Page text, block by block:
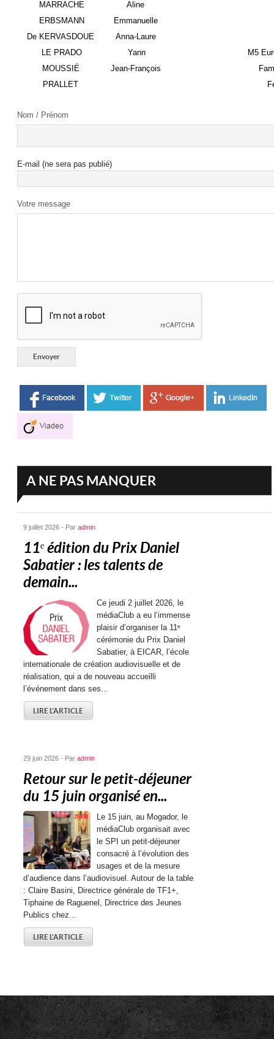
MARRACHE
Aline
ERBSMANN
Emmanuelle
De KERVASDOUE
Anna-Laure
LE PRADO
Yann
M5
MOUSSIÉ
Jean-François
PRALLET
Nom / Prénom
E-mail (ne sera pas publié)
Votre message
A NE PAS MANQUER
9 juillet 2026 - Paradmin
11ᵉ édition du Prix Daniel
Sabatier : les talents de
demain...
Ce jeudi 2 juillet 2026, le
médiaClub a eu l’immense
plaisir d’organiser la 11ᵉ
cérémonie du Prix Daniel
Sabatier, à EICAR, l’école
internationale de création audiovisuelle et de
réalisation, qui a de nouveau accueilli
l’événement dans ses...
LIRE L'ARTICLE
29 juin 2026 - Paradmin
Retour sur le petit-déjeuner
du 15 juin organisé en...
Le 15 juin, au Mogador, le
médiaClub organisait avec
le SPI un petit-déjeuner
consacré à l’évolution des
usages et de la mesure
d’audience dans l’audiovisuel. Autour de la table
: Claire Basini, Directrice générale de TF1+,
Tiphaine de Raguenel, Directrice des Jeunes
Publics chez...
LIRE L'ARTICLE